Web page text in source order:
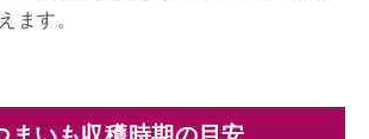
ます。